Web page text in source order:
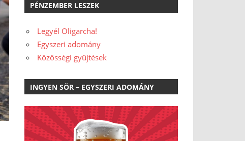
PÉNZEMBER LESZEK
Legyél Oligarcha!
Egyszeri adomány
Közösségi gyűjtések
INGYEN SÖR – EGYSZERI ADOMÁNY